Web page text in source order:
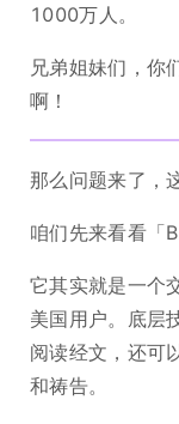
1000万人。
兄弟姐妹们，你
啊！
那么问题来了，
咱们先来看看「
它其实就是一个
美国用户。底层
阅读经文，还可
和祷告。